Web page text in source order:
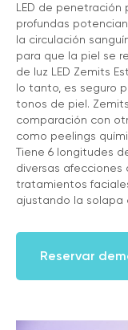
LED de penetración
profundas
la circulación
para que la piel se
de luz LED Zemits
lo tanto, es seguro
tonos de piel.
comparación con
como peelings
Tiene 6 longitudes
diversas afecciones
tratamientos
ajustando la solapa
Reservar